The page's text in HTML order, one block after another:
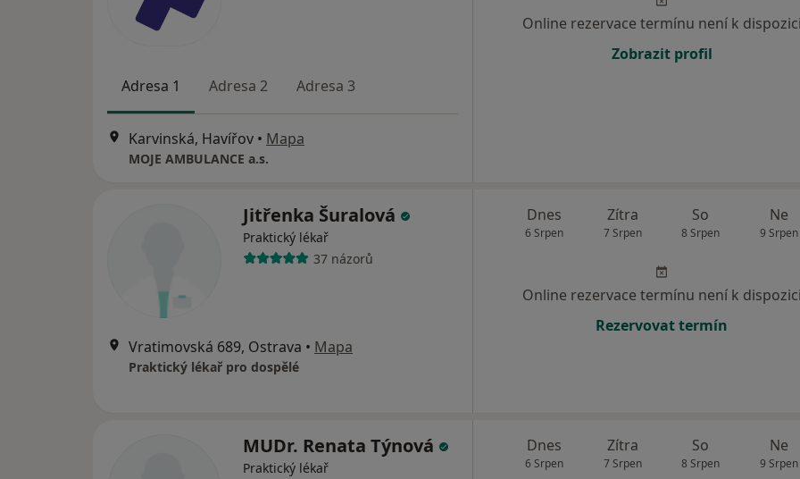
Adresa 1 Adresa 2 Adresa 3
Karvinská, Havířov • Mapa
MOJE AMBULANCE a.s.
Online rezervace termínu není k dispozici
Zobrazit profil
Jitřenka Šuralová
Praktický lékař
37 názorů
Vratimovská 689, Ostrava • Mapa
Praktický lékař pro dospělé
Dnes
6 Srpen
Zítra
7 Srpen
So
8 Srpen
Ne
9 Srpen
Online rezervace termínu není k dispozici
Rezervovat termín
MUDr. Renata Týnová
Praktický lékař
Dnes
6 Srpen
Zítra
7 Srpen
So
8 Srpen
Ne
9 Srpen